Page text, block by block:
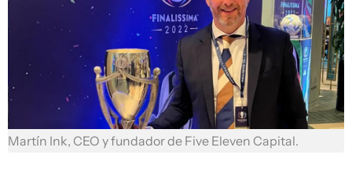
Martín Ink, CEO y fundador de Five Eleven Capital.